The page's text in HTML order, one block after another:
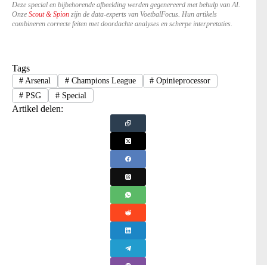
Deze special en bijbehorende afbeelding werden gegenereerd met behulp van AI.
Onze Scout & Spion zijn de data-experts van VoetbalFocus. Hun artikels
combineren correcte feiten met doordachte analyses en scherpe interpretaties.
Tags
#Arsenal #Champions League # Opinieprocessor
#PSG #Special
Artikel delen: